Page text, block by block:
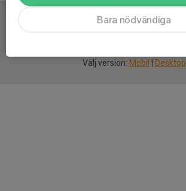
Välj version: Mobil Desktop
Bara nödvändiga